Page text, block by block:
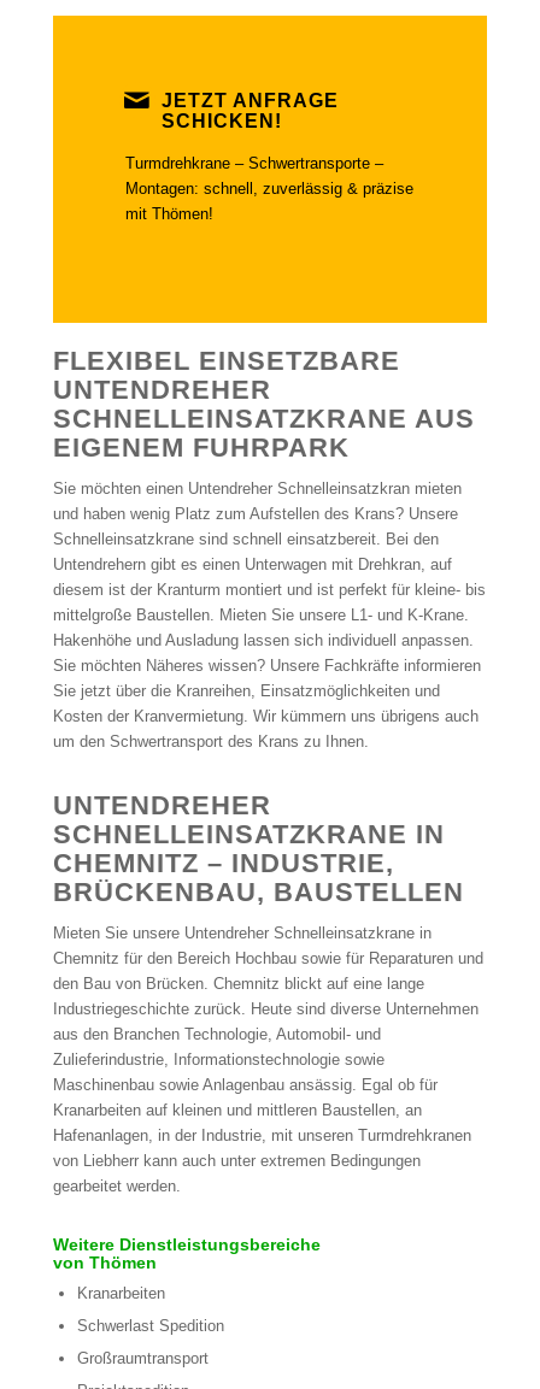
JETZT ANFRAGE
SCHICKEN!
Turmdrehkrane – Schwertransporte –
Montagen: schnell, zuverlässig & präzise
mit Thömen!
FLEXIBEL EINSETZBARE
UNTENDREHER
SCHNELLEINSATZKRANE AUS
EIGENEM FUHRPARK
Sie möchten einen Untendreher Schnelleinsatzkran mieten
und haben wenig Platz zum Aufstellen des Krans? Unsere
Schnelleinsatzkrane sind schnell einsatzbereit. Bei den
Untendrehern gibt es einen Unterwagen mit Drehkran, auf
diesem ist der Kranturm montiert und ist perfekt für kleine- bis
mittelgroße Baustellen. Mieten Sie unsere L1- und K-Krane.
Hakenhöhe und Ausladung lassen sich individuell anpassen.
Sie möchten Näheres wissen? Unsere Fachkräfte informieren
Sie jetzt über die Kranreihen, Einsatzmöglichkeiten und
Kosten der Kranvermietung. Wir kümmern uns übrigens auch
um den Schwertransport des Krans zu Ihnen.
UNTENDREHER
SCHNELLEINSATZKRANE IN
CHEMNITZ – INDUSTRIE,
BRÜCKENBAU, BAUSTELLEN
Mieten Sie unsere Untendreher Schnelleinsatzkrane in
Chemnitz für den Bereich Hochbau sowie für Reparaturen und
den Bau von Brücken. Chemnitz blickt auf eine lange
Industriegeschichte zurück. Heute sind diverse Unternehmen
aus den Branchen Technologie, Automobil- und
Zulieferindustrie, Informationstechnologie sowie
Maschinenbau sowie Anlagenbau ansässig. Egal ob für
Kranarbeiten auf kleinen und mittleren Baustellen, an
Hafenanlagen, in der Industrie, mit unseren Turmdrehkranen
von Liebherr kann auch unter extremen Bedingungen
gearbeitet werden.
Weitere Dienstleistungsbereiche
von Thömen
Kranarbeiten
Schwerlast Spedition
Großraumtransport